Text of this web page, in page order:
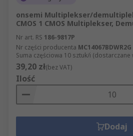
onsemi Multiplekser/
CMOS 1 CMOS Multiplekser,
Nr art. RS 186-9817P
Nr części producenta MC14067BDWR2G
Suma częściowa 10 sztuk/i (dostarczane
39,20 zł(bez VAT)
Ilość
Dodaj